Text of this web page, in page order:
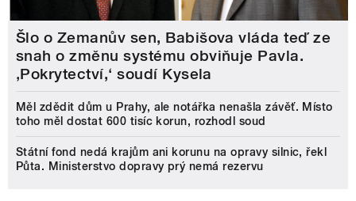
Šlo o Zemanův sen, Babišova vláda teď ze
snah o změnu systému obviňuje Pavla.
‚Pokrytectví,‘ soudí Kysela
Měl zdědit dům u Prahy, ale notářka nenašla závěť. Místo
toho měl dostat 600 tisíc korun, rozhodl soud
Státní fond nedá krajům ani korunu na opravy silnic, řekl
Půta. Ministerstvo dopravy prý nemá rezervu